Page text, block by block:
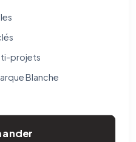
projets
Blanche